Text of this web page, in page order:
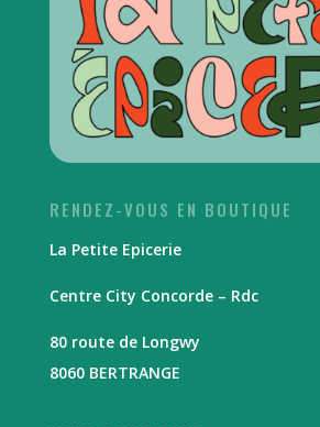
RENDEZ-VOUS EN BOUTIQUE
La Petite Epicerie
Centre City Concorde – Rdc
80 route de Longwy
8060 BERTRANGE